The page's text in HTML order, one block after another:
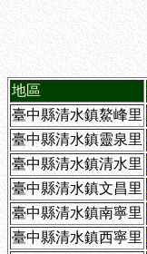
地區
臺中縣清水鎮鰲峰里
臺中縣清水鎮靈泉里
臺中縣清水鎮清水里
臺中縣清水鎮文昌里
臺中縣清水鎮南寧里
臺中縣清水鎮西寧里